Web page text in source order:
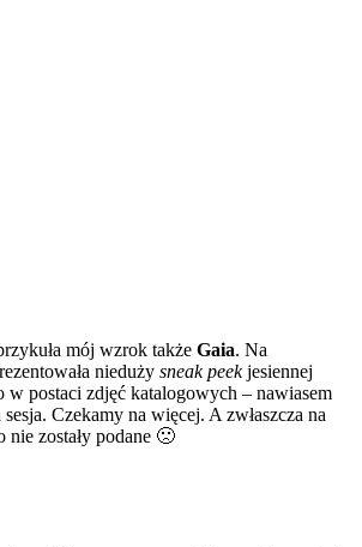
mój wzrok także Gaia. Na
nieduży sneak peekjesiennej
postaci zdjęć katalogowych – nawiasem
Czekamy na więcej. A zwłaszcza na
nie zostały podane 🙁